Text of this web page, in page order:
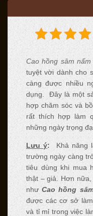
Cao hồng sâm
tuyệt vời dành cho
càng được nhiều
dụng. Đây là một
hợp chăm sóc và
rất thích hợp làm
những ngày trọng
Lưu ý:
Khả năng
trường ngày càng
tiêu dùng khi mua
thật – giả. Hơn
nhưCao hồng
được các cơ sở
và tỉ mỉ trong việc